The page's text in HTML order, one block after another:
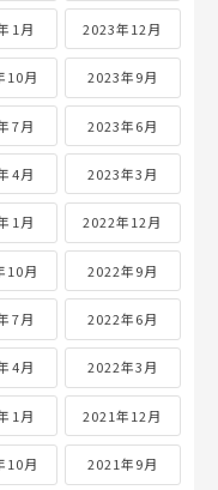
1月 2023年12月
10月 2023年9月
7月 2023年6月
4月 2023年3月
1月 2022年12月
10月 2022年9月
7月 2022年6月
4月 2022年3月
1月 2021年12月
10月 2021年9月